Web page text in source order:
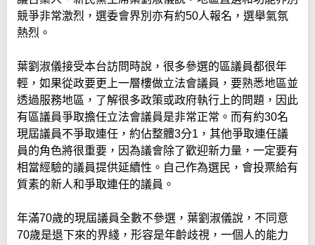
競爭非常激烈，選委會界別亦有約50人報名，選舉氣氛
熱烈。
葉劉淑儀接受本台訪問時說，很多參選的區議員都很年
輕，如果從政要更上一層樓做立法會議員，要熟悉地區並
透過服務地區，了解很多政策或政府執行上的問題，因此
有區議員爭取擔任立法會議員是非常正常。而有約30名
現屆議員不爭取連任，約佔整體3分1，其他爭取連任議
員的角色將很重要，因為議會除了歡迎新力量，一定要有
相當經驗的議員提供延續性。自己作為選民，會投票給有
質素的新人和爭取連任的議員。
年滿70歲的現屆議員全數不參選，葉劉淑儀說，不同意
70歲是退下來的界綫，形容是年齡歧視，一個人的能力